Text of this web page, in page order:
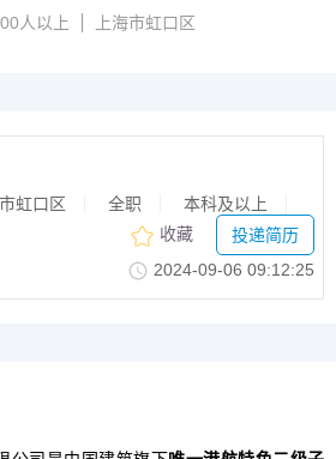
人以上 上海市虹口区
市虹口区 全职 本科及以上
收藏
投递简历
2024-09-0609:12:25